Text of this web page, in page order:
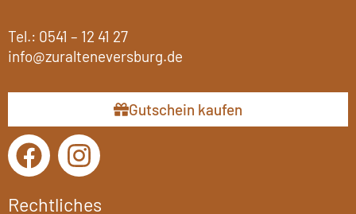
Tel.: 0541 – 12 41 27
info@zuralteneversburg.de
Gutschein kaufen
F
a
c
I
n
s
Rechtliches